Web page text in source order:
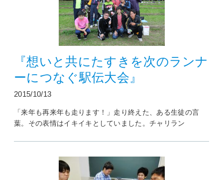
『想いと共にたすきを次のランナ
ーにつなぐ駅伝大会』
2015/10/13
「来年も再来年も走ります！」走り終えた、ある生徒の言
葉。その表情はイキイキとしていました。チャリラン